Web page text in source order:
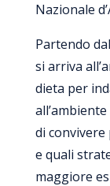
Nazionale
Partendo
si arriva
dieta per
di convivere
e quali
maggiore